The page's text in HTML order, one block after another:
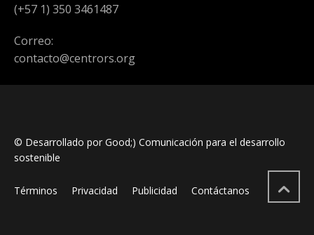
(+57 1) 350 3461487
Correo:
contacto@centrors.org
© Desarrollado por Good;) Comunicación para el desarrollo
sostenible
Términos Privacidad Publicidad Contáctanos